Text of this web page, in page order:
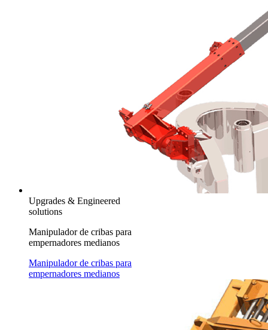
Upgrades & Engineered
solutions
Manipulador de cribas para
empernadores medianos
Manipulador de cribas para
empernadores medianos